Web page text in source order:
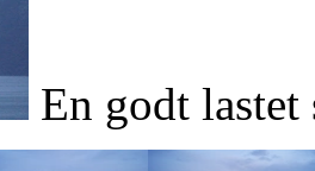
En godt